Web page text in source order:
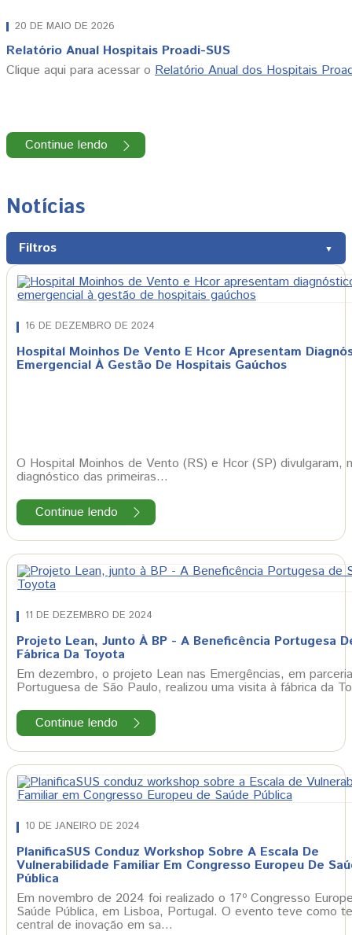
20 DE MAIO DE 2026
Relatório Anual Hospitais Proadi-SUS
Clique aqui para acessar o Relatório Anual dos Hospitais
Continue lendo
Notícias
Filtros
Procure por uma notícia
16 DE DEZEMBRO DE 2024
Hospital Moinhos De Vento E Hcor Apresentam
Emergencial À Gestão De Hospitais Gaúchos
O Hospital Moinhos de Vento (RS) e Hcor (SP) divulgaram,
diagnóstico das primeiras…
Continue lendo
11 DE DEZEMBRO DE 2024
Projeto Lean, Junto À BP - A Beneficência Portugesa
Fábrica Da Toyota
Em dezembro, o projeto Lean nas Emergências, em
Portuguesa de São Paulo, realizou uma visita à fábrica da
Continue lendo
10 DE JANEIRO DE 2024
PlanificaSUS Conduz Workshop Sobre A Escala De
Vulnerabilidade Familiar Em Congresso Europeu De
Pública
Em novembro de 2024 foi realizado o 17º Congresso
Saúde Pública, em Lisboa, Portugal. O evento teve como
central de inovação em sa…